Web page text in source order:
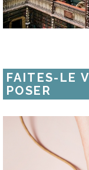
FAITES-LE
POSER